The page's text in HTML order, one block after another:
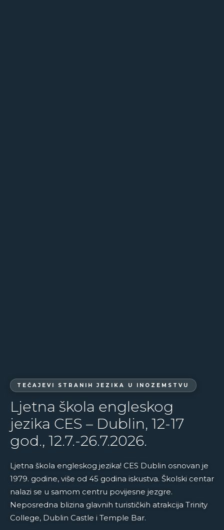
TEČAJEVI STRANIH JEZIKA U INOZEMSTVU
Ljetna škola engleskog
jezika CES – Dublin, 12-17
god., 12.7.-26.7.2026.
Ljetna škola engleskog jezika! CES Dublin osnovan je
1979. godine, više od 45 godina iskustva. Školski centar
nalazi se u samom centru povijesne jezgre.
Neposredna blizina glavnih turističkih atrakcija Trinity
College, Dublin Castle i Temple Bar.